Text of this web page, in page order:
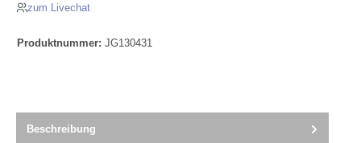
zum Livechat
Produktnummer: JG130431
Beschreibung